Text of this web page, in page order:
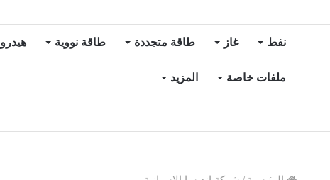
نفط غاز طاقة متجددة طاقة نووية
ملفات خاصة المزيد